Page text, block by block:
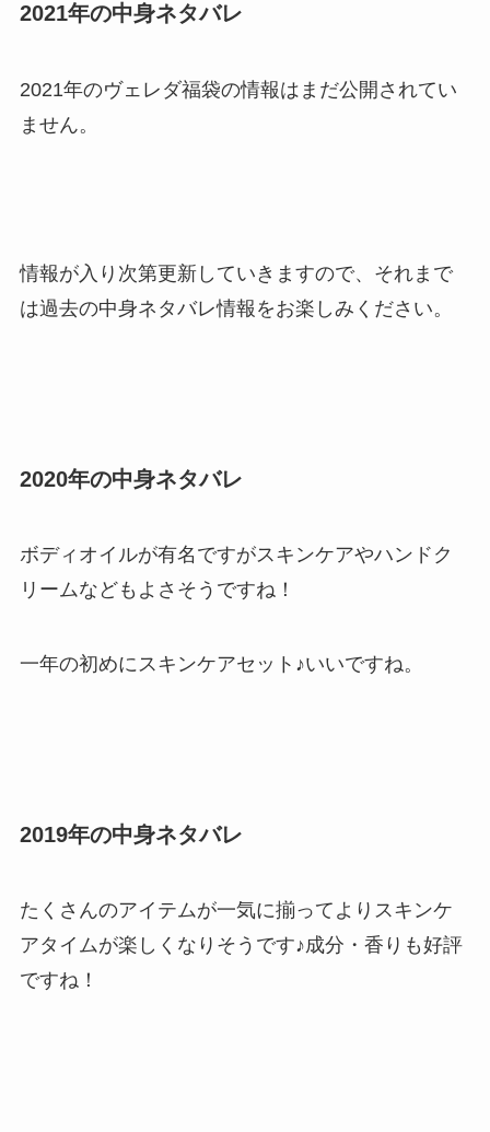
2021年の中身ネタバレ
2021年のヴェレダ福袋の情報はまだ公開されてい
ません。
情報が入り次第更新していきますので、それまで
は過去の中身ネタバレ情報をお楽しみください。
2020年の中身ネタバレ
ボディオイルが有名ですがスキンケアやハンドク
リームなどもよさそうですね！
一年の初めにスキンケアセット♪いいですね。
2019年の中身ネタバレ
たくさんのアイテムが一気に揃ってよりスキンケ
アタイムが楽しくなりそうです♪成分・香りも好評
ですね！